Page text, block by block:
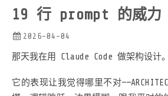
19 行 prompt 的威力
2026-04-04
那天我在用 Claude Code 做架构设计。
它的表现让我觉得哪里不对